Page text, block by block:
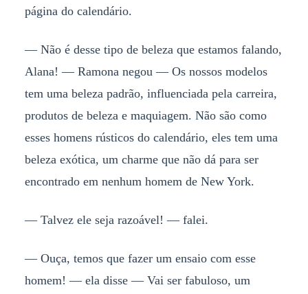
página do calendário.
— Não é desse tipo de beleza que estamos falando,
Alana! — Ramona negou — Os nossos modelos
tem uma beleza padrão, influenciada pela carreira,
produtos de beleza e maquiagem. Não são como
esses homens rústicos do calendário, eles tem uma
beleza exótica, um charme que não dá para ser
encontrado em nenhum homem de New York.
— Talvez ele seja razoável! — falei.
— Ouça, temos que fazer um ensaio com esse
homem! — ela disse — Vai ser fabuloso, um